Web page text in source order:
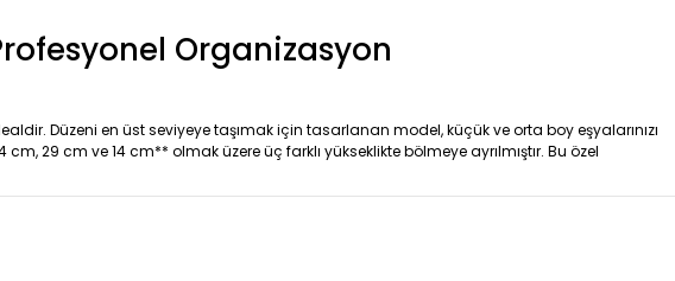
Organizasyon
Düzeni en üst seviyeye taşımak için tasarlanan model, küçük ve orta boy eşyalarınızı
29 cm ve 14 cm** olmak üzere üç farklı yükseklikte bölmeye ayrılmıştır. Bu özel